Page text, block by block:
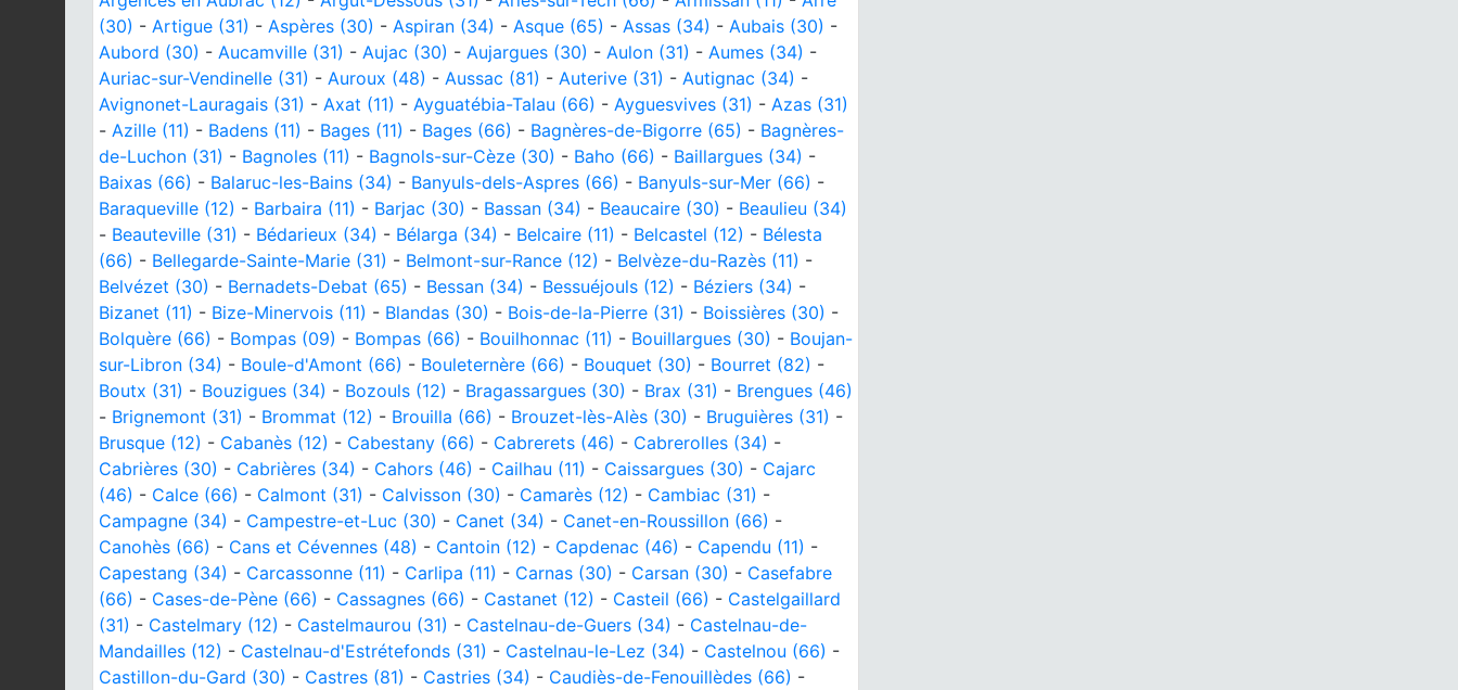
(30) - Artigue (31) - Aspères (30) - Aspiran (34) - Asque (65) - Assas (34) - Aubais (30) -
Aubord (30) - Aucamville (31) - Aujac (30) - Aujargues (30) - Aulon (31) - Aumes (34) -
Auriac-sur-Vendinelle (31) - Auroux (48) - Aussac (81) - Auterive (31) - Autignac (34) -
Avignonet-Lauragais (31) - Axat (11) - Ayguatébia-Talau (66) - Ayguesvives (31) - Azas (31)
- Azille (11) - Badens (11) - Bages (11) - Bages (66) - Bagnères-de-Bigorre (65) - Bagnères-
de-Luchon (31) - Bagnoles (11) - Bagnols-sur-Cèze (30) - Baho (66) - Baillargues (34) -
Baixas (66) - Balaruc-les-Bains (34) - Banyuls-dels-Aspres (66) - Banyuls-sur-Mer (66) -
Baraqueville (12) - Barbaira (11) - Barjac (30) - Bassan (34) - Beaucaire (30) - Beaulieu (34)
- Beauteville (31) - Bédarieux (34) - Bélarga (34) - Belcaire (11) - Belcastel (12) - Bélesta
(66) - Bellegarde-Sainte-Marie (31) - Belmont-sur-Rance (12) - Belvèze-du-Razès (11) -
Belvézet (30) - Bernadets-Debat (65) - Bessan (34) - Bessuéjouls (12) - Béziers (34) -
Bizanet (11) - Bize-Minervois (11) - Blandas (30) - Bois-de-la-Pierre (31) - Boissières (30) -
Bolquère (66) - Bompas (09) - Bompas (66) - Bouilhonnac (11) - Bouillargues (30) - Boujan-
sur-Libron (34) - Boule-d'Amont (66) - Bouleternère (66) - Bouquet (30) - Bourret (82) -
Boutx (31) - Bouzigues (34) - Bozouls (12) - Bragassargues (30) - Brax (31) - Brengues (46)
- Brignemont (31) - Brommat (12) - Brouilla (66) - Brouzet-lès-Alès (30) - Bruguières (31) -
Brusque (12) - Cabanès (12) - Cabestany (66) - Cabrerets (46) - Cabrerolles (34) -
Cabrières (30) - Cabrières (34) - Cahors (46) - Cailhau (11) - Caissargues (30) - Cajarc
(46) - Calce (66) - Calmont (31) - Calvisson (30) - Camarès (12) - Cambiac (31) -
Campagne (34) - Campestre-et-Luc (30) - Canet (34) - Canet-en-Roussillon (66) -
Canohès (66) - Cans et Cévennes (48) - Cantoin (12) - Capdenac (46) - Capendu (11) -
Capestang (34) - Carcassonne (11) - Carlipa (11) - Carnas (30) - Carsan (30) - Casefabre
(66) - Cases-de-Pène (66) - Cassagnes (66) - Castanet (12) - Casteil (66) - Castelgaillard
(31) - Castelmary (12) - Castelmaurou (31) - Castelnau-de-Guers (34) - Castelnau-de-
Mandailles (12) - Castelnau-d'Estrétefonds (31) - Castelnau-le-Lez (34) - Castelnou (66) -
Castillon-du-Gard (30) - Castres (81) - Castries (34) - Caudiès-de-Fenouillèdes (66) -